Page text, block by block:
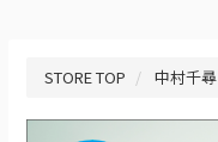
STORE TOP 中村千尋